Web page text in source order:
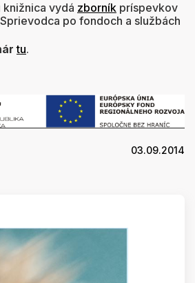
vydá zborník príspevkov
Sprievodca po fondoch a službách
tu.
03.09.2014